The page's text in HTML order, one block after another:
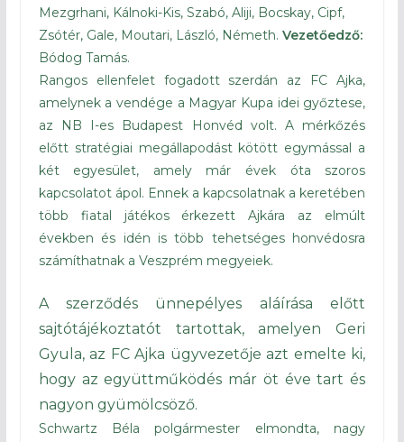
Mezgrhani, Kálnoki-Kis, Szabó, Aliji, Bocskay, Cipf,
Zsótér, Gale, Moutari, László, Németh. Vezetőedző:
Bódog Tamás.
Rangos ellenfelet fogadott szerdán az FC Ajka,
amelynek a vendége a Magyar Kupa idei győztese,
az NB I-es Budapest Honvéd volt. A mérkőzés
előtt stratégiai megállapodást kötött egymással a
két egyesület, amely már évek óta szoros
kapcsolatot ápol. Ennek a kapcsolatnak a keretében
több fiatal játékos érkezett Ajkára az elmúlt
években és idén is több tehetséges honvédosra
számíthatnak a Veszprém megyeiek.
A szerződés ünnepélyes aláírása előtt
sajtótájékoztatót tartottak, amelyen Geri
Gyula, az FC Ajka ügyvezetője azt emelte ki,
hogy az együttműködés már öt éve tart és
nagyon gyümölcsöző.
Schwartz Béla polgármester elmondta, nagy